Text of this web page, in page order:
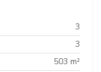
3
3
503 m²